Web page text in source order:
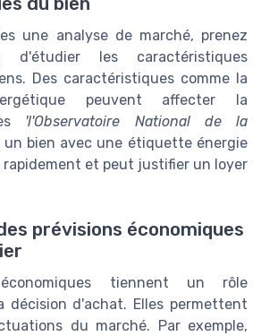
une analyse de marché, prenez
les caractéristiques
Des caractéristiques comme la
peuvent affecter la
'l'Observatoire National de la
un bien avec une étiquette énergie
rapidement et peut justifier un loyer
prévisions économiques
tiennent un rôle
décision d'achat. Elles permettent
du marché. Par exemple,